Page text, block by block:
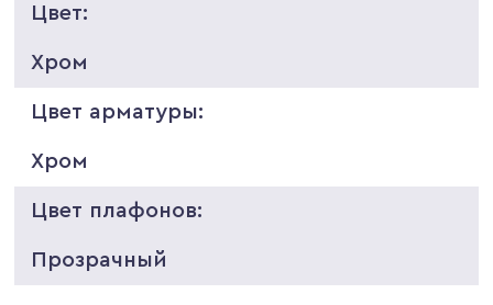
Цвет:
Хром
Цвет арматуры:
Хром
Цвет плафонов:
Прозрачный